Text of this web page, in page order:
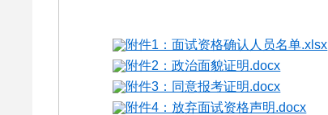
附件1：面试资格确认人员名单.xlsx
附件2：政治面貌证明.docx
附件3：同意报考证明.docx
附件4：放弃面试资格声明.docx